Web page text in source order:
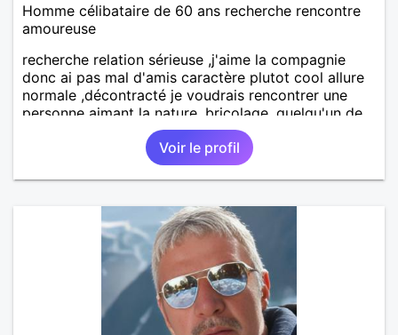
Homme célibataire de 60 ans recherche rencontre
amoureuse
recherche relation sérieuse ,j'aime la compagnie
donc ai pas mal d'amis caractère plutot cool allure
normale ,décontracté je voudrais rencontrer une
personne aimant la nature ,bricolage ,quelqu'un de
simple et naturel à vos claviers mesdames
Voir le profil